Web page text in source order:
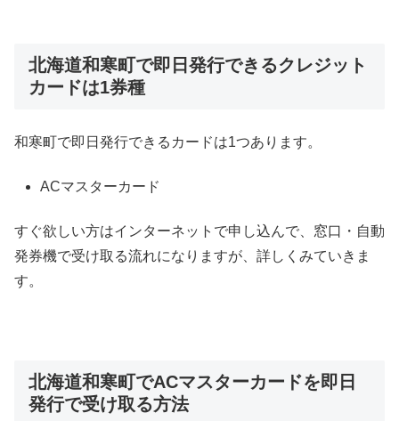
北海道和寒町で即日発行できるクレジット
カードは1券種
和寒町で即日発行できるカードは1つあります。
ACマスターカード
すぐ欲しい方はインターネットで申し込んで、窓口・自動
発券機で受け取る流れになりますが、詳しくみていきま
す。
北海道和寒町でACマスターカードを即日
発行で受け取る方法